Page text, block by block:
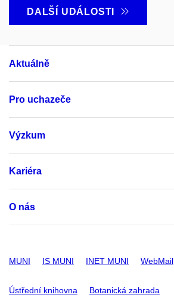
DALŠÍ UDÁLOSTI
Aktuálně
Pro uchazeče
Výzkum
Kariéra
O nás
MUNI IS MUNI INET MUNI WebMail
Ústřední knihovna Botanická zahrada